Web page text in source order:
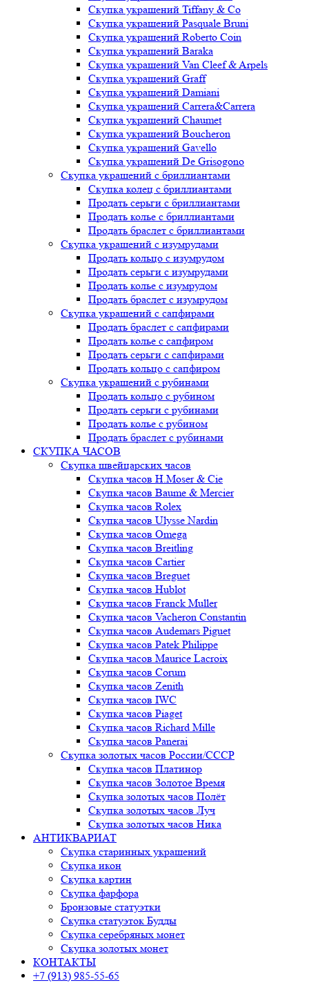
Скупка украшений Tiffany & Co
Скупка украшений Pasquale Bruni
Скупка украшений Roberto Coin
Скупка украшений Baraka
Скупка украшений Van Cleef & Arpels
Скупка украшений Graff
Скупка украшений Damiani
Скупка украшений Carrera&Carrera
Скупка украшений Chaumet
Скупка украшений Boucheron
Скупка украшений Gavello
Скупка украшений De Grisogono
Скупка украшений с бриллиантами
Скупка колец с бриллиантами
Продать серьги с бриллиантами
Продать колье с бриллиантами
Продать браслет с бриллиантами
Скупка украшений с изумрудами
Продать кольцо с изумрудом
Продать серьги с изумрудами
Продать колье с изумрудом
Продать браслет с изумрудом
Скупка украшений с сапфирами
Продать браслет с сапфирами
Продать колье с сапфиром
Продать серьги с сапфирами
Продать кольцо с сапфиром
Скупка украшений с рубинами
Продать кольцо с рубином
Продать серьги с рубинами
Продать колье с рубином
Продать браслет с рубинами
СКУПКА ЧАСОВ
Скупка швейцарских часов
Скупка часов H.Moser & Cie
Скупка часов Baume & Mercier
Скупка часов Rolex
Скупка часов Ulysse Nardin
Скупка часов Omega
Скупка часов Breitling
Скупка часов Cartier
Скупка часов Breguet
Скупка часов Hublot
Скупка часов Franck Muller
Скупка часов Vacheron Constantin
Скупка часов Audemars Piguet
Скупка часов Patek Philippe
Скупка часов Maurice Lacroix
Скупка часов Corum
Скупка часов Zenith
Скупка часов IWC
Скупка часов Piaget
Скупка часов Richard Mille
Скупка часов Panerai
Скупка золотых часов России/СССР
Скупка часов Платинор
Скупка часов Золотое Время
Скупка золотых часов Полёт
Скупка золотых часов Луч
Скупка золотых часов Ника
АНТИКВАРИАТ
Скупка старинных украшений
Скупка икон
Скупка картин
Скупка фарфора
Бронзовые статуэтки
Скупка статуэток Будды
Скупка серебряных монет
Скупка золотых монет
КОНТАКТЫ
+7 (913) 985-55-65